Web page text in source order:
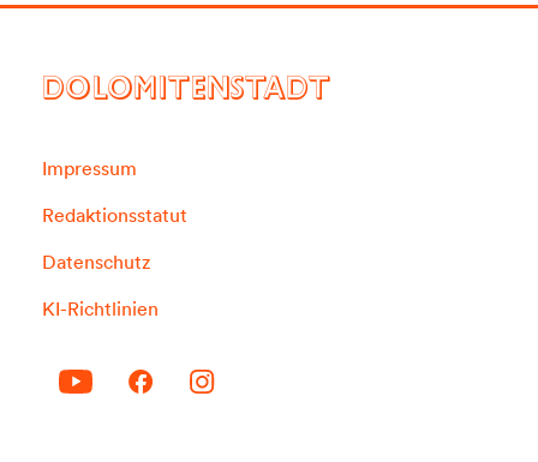
DOLOMITENSTADT
Impressum
Redaktionsstatut
Datenschutz
KI-Richtlinien